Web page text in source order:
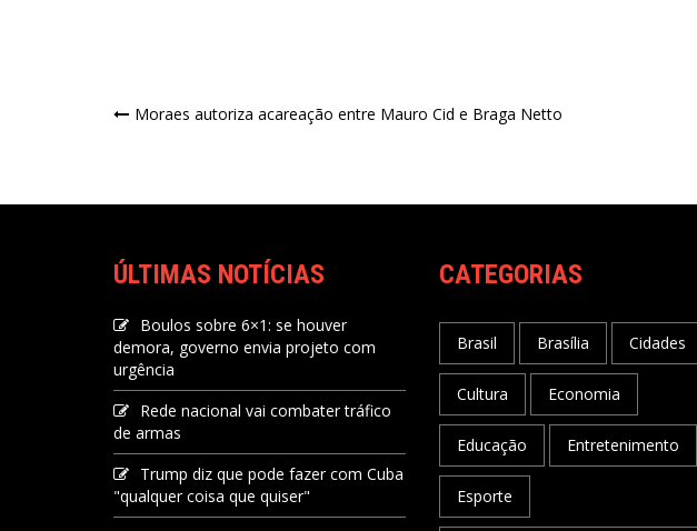
Moraes autoriza acareação entre Mauro Cid e Braga Netto
ÚLTIMAS NOTÍCIAS
Boulos sobre 6×1: se houver
demora, governo envia projeto com
urgência
Rede nacional vai combater tráfico
de armas
Trump diz que pode fazer com Cuba
"qualquer coisa que quiser"
CATEGORIAS
Brasil Brasília Cidades
Cultura Economia
Educação Entretenimento
Esporte